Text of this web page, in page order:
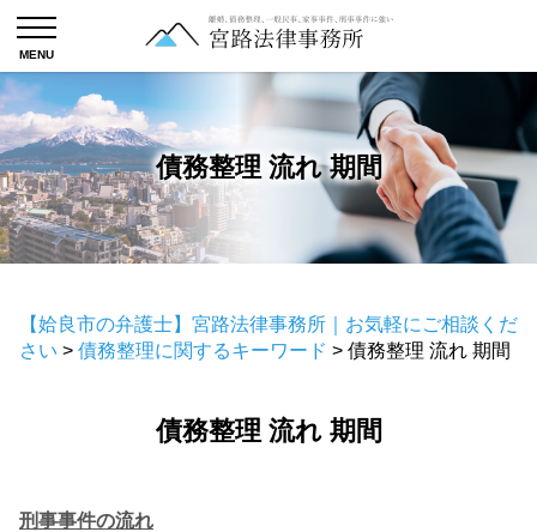
債務整理 流れ 期間
【姶良市の弁護士】宮路法律事務所｜お気軽にご相談くだ
さい > 債務整理に関するキーワード > 債務整理 流れ 期間
債務整理 流れ 期間
刑事事件の流れ